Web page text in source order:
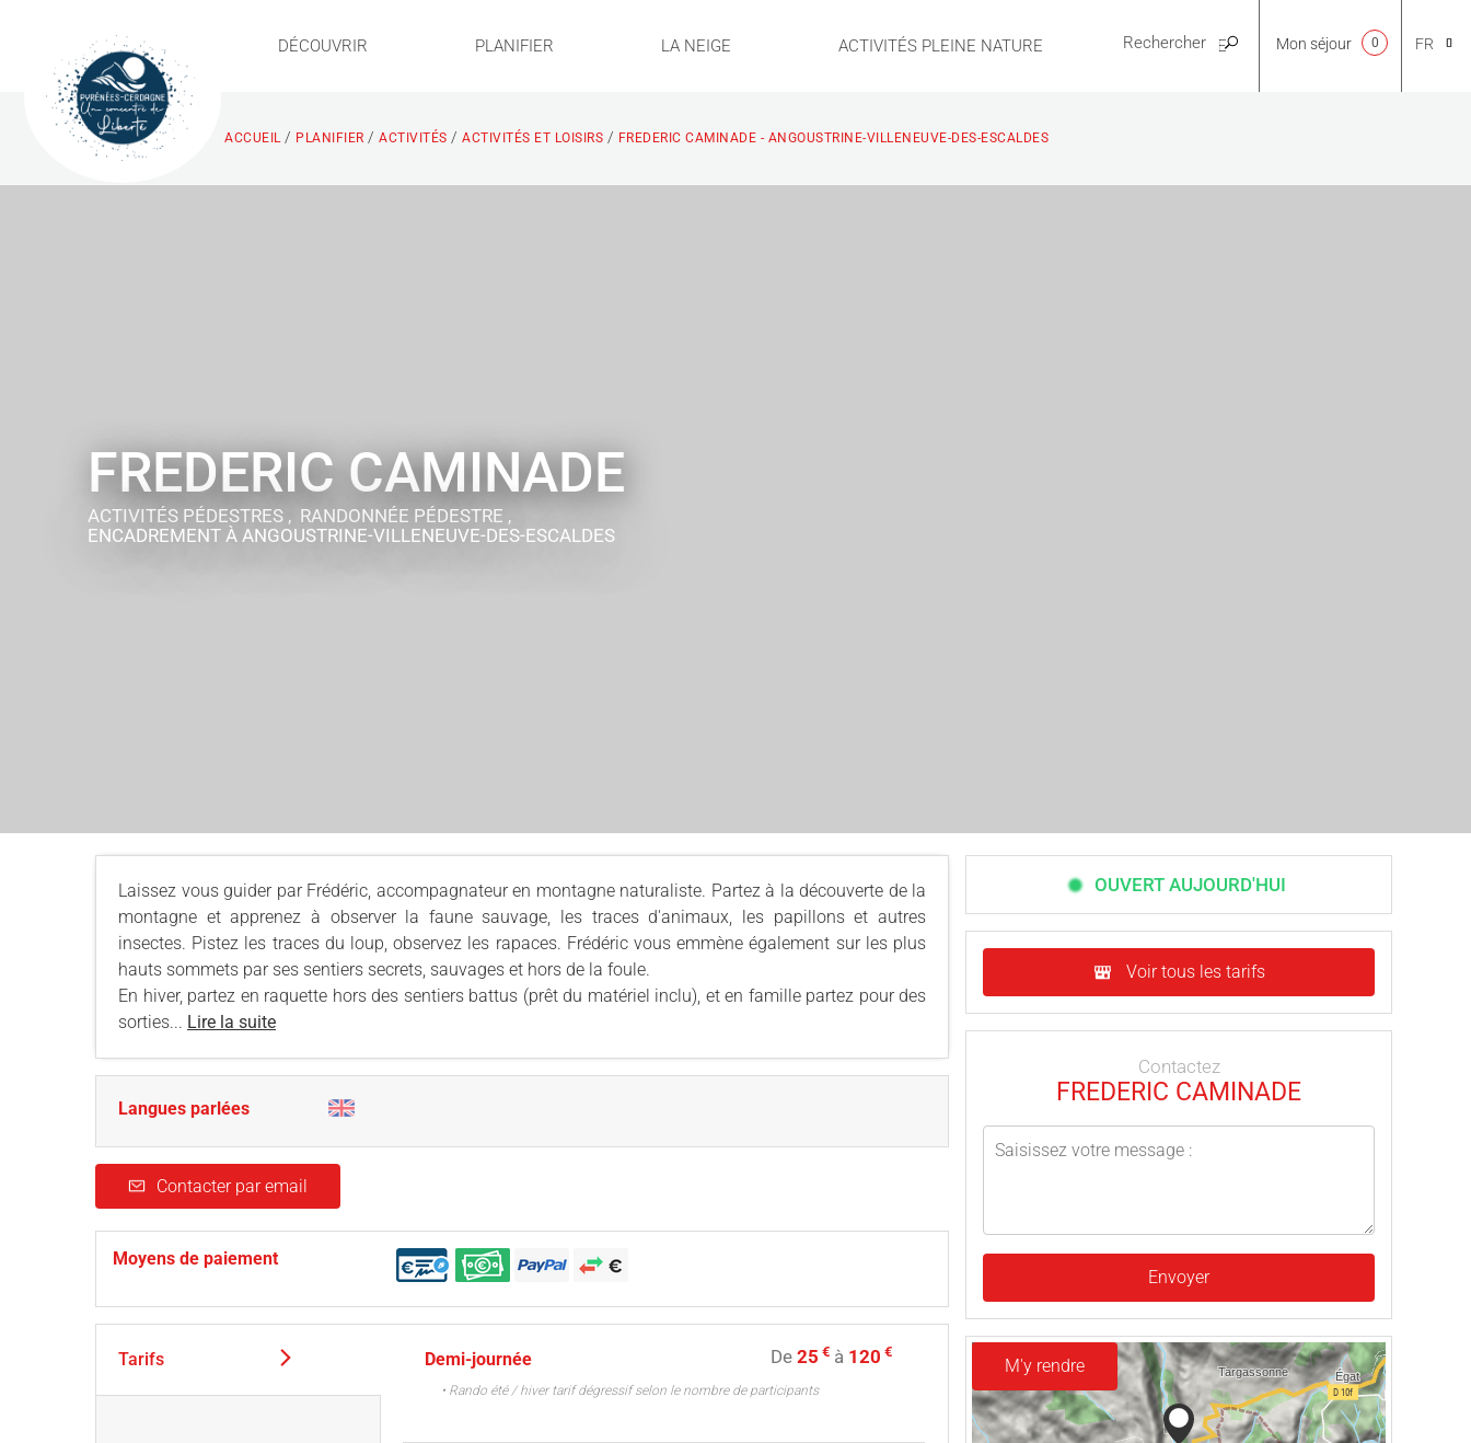
DÉCOUVRIR PLANIFIER LA NEIGE ACTIVITÉS PLEINE NATURE PRATIQUE FR
Mon séjour 0
ACCUEIL / PLANIFIER / ACTIVITÉS / ACTIVITÉS ET LOISIRS / FREDERIC CAMINADE - ANGOUSTRINE-VILLENEUVE-DES-ESCALDES
FREDERIC CAMINADE
ACTIVITÉS PÉDESTRES , RANDONNÉE PÉDESTRE ,
ENCADREMENT À ANGOUSTRINE-VILLENEUVE-DES-ESCALDES
Laissez vous guider par Frédéric, accompagnateur en montagne naturaliste. Partez à la découverte de la
montagne et apprenez à observer la faune sauvage, les traces d'animaux, les papillons et autres
insectes. Pistez les traces du loup, observez les rapaces. Frédéric vous emmène également sur les plus
hauts sommets par ses sentiers secrets, sauvages et hors de la foule.
En hiver, partez en raquette hors des sentiers battus (prêt du matériel inclu), et en famille partez pour des
sorties... Lire la suite
Langues parlées
Contacter par email
Moyens de paiement
Tarifs Demi-journée De25 € à 120 €
• Rando été / hiver tarif dégressif selon le nombre de participants
OUVERT AUJOURD'HUI
Voir tous les tarifs
Contactez
FREDERIC CAMINADE
Envoyer
M'y rendre